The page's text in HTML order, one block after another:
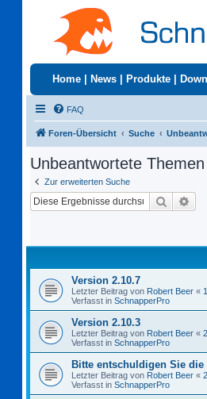
Home News Produkte
FAQ
Foren-Übersicht Suche
Unbeantwortete Themen
Zur erweiterten Suche
Suche
Version 2.10.7
Letzter Beitrag von Robert Beer «
Verfasst in SchnapperPro
Version 2.10.3
Letzter Beitrag von Robert Beer «
Verfasst in SchnapperPro
Bitte entschuldigen Sie die
Letzter Beitrag von Robert Beer «
Verfasst in SchnapperPro